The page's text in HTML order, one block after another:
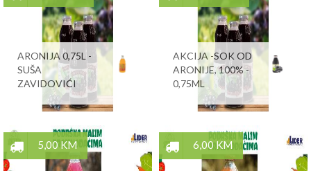
ARONIJA 0,75L -
SUŠA
ZAVIDOVIĆI
AKCIJA -SOK OD
ARONIJE, 100% -
0,75ML
5,00 KM 6,00 KM